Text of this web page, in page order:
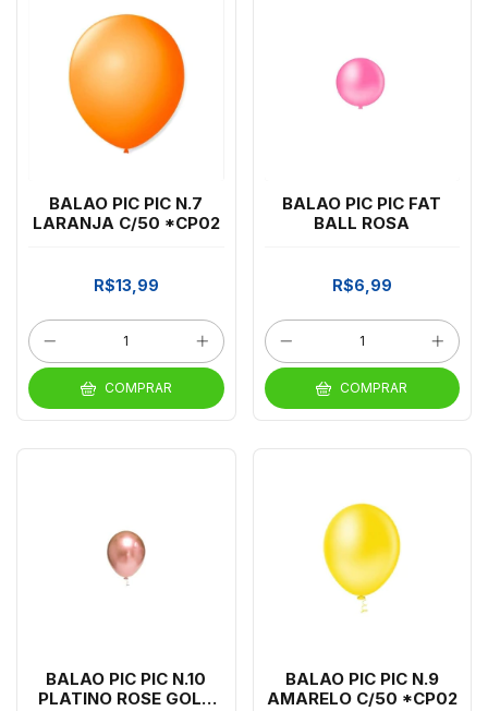
BALAO PIC PIC N.7
LARANJA C/50 *CP02
R$13,99
COMPRAR
BALAO PIC PIC FAT
BALL ROSA
R$6,99
COMPRAR
BALAO PIC PIC N.10
PLATINO ROSE GOLD
BALAO PIC PIC N.9
AMARELO C/50 *CP02